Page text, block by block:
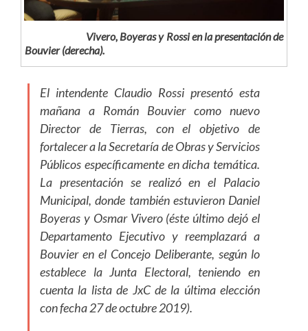
Vivero, Boyeras y Rossi en la presentación de
Bouvier (derecha).
El intendente Claudio Rossi presentó esta
mañana a Román Bouvier como nuevo
Director de Tierras, con el objetivo de
fortalecer a la Secretaría de Obras y Servicios
Públicos específicamente en dicha temática.
La presentación se realizó en el Palacio
Municipal, donde también estuvieron Daniel
Boyeras y Osmar Vivero (éste último dejó el
Departamento Ejecutivo y reemplazará a
Bouvier en el Concejo Deliberante, según lo
establece la Junta Electoral, teniendo en
cuenta la lista de JxC de la última elección
con fecha 27 de octubre 2019).